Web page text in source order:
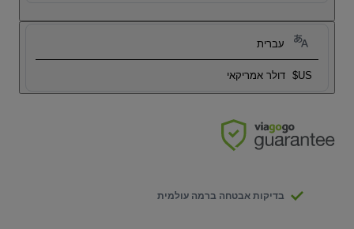
עברית
US$ דולר אמריקאי
בדיקות אבטחה ברמה עולמית